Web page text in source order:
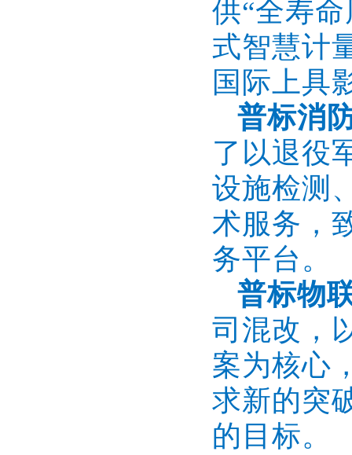
供“全寿
式智慧计
国际上具
普标消
了以退役
设施检测
术服务，
务平台。
普标物
司混改，
案为核心
求新的突
的目标。